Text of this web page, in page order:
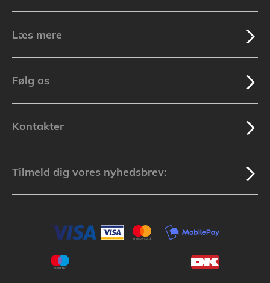
Læs mere
Følg os
Kontakter
Tilmeld dig vores nyhedsbrev: